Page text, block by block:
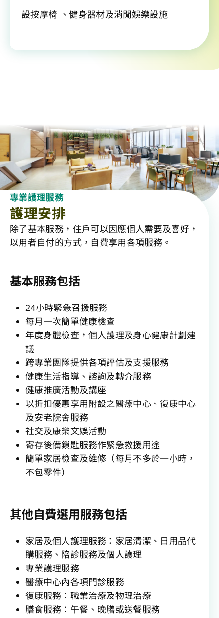
設按摩椅 、健身器材及消閒娛樂設施
專業護理服務
護理安排
除了基本服務，住戶可以因應個人需要及喜好，
以用者自付的方式，自費享用各項服務。
基本服務包括
24小時緊急召援服務
每月一次簡單健康檢查
年度身體檢查，個人護理及身心健康計劃建
議
跨專業團隊提供各項評估及支援服務
健康生活指導、諮詢及轉介服務
健康推廣活動及講座
以折扣優惠享用附設之醫療中心、復康中心
及安老院舍服務
社交及康樂文娛活動
寄存後備鎖匙服務作緊急救援用途
簡單家居檢查及維修（每月不多於一小時，
不包零件）
其他自費選用服務包括
家居及個人護理服務：家居清潔、日用品代
購服務、陪診服務及個人護理
專業護理服務
醫療中心內各項門診服務
復康服務：職業治療及物理治療
膳食服務：午餐、晚膳或送餐服務